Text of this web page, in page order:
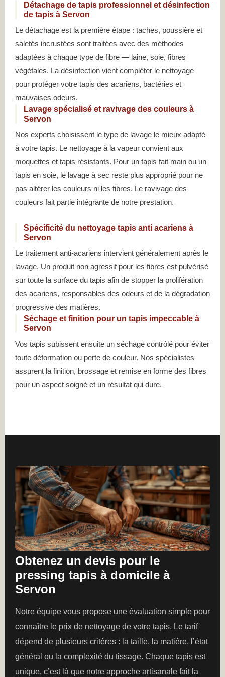
Détachage de tapis professionnel et désinfection
de tapis à Servon
Le détachage est la première étape : taches, poussière et
saletés incrustées sont traitées avec des méthodes
adaptées à chaque type de fibre — laine, soie, fibres
végétales. La désinfection vient compléter le nettoyage
pour protéger votre tapis des acariens, bactéries et
mauvaises odeurs.
Lavage spécialisé et ravivage des couleurs à
Servon
Nos experts choisissent le type de lavage le mieux adapté
à votre tapis. Le nettoyage à la vapeur convient aux
moquettes et tapis résistants. Pour un tapis fait main ou un
tapis en soie, le lavage à sec reste plus approprié pour ne
pas altérer les couleurs ni les fibres. Le ravivage des
couleurs fait partie intégrante de notre prestation.
Spécificité du nettoyage tapis anti acariens à
Servon
Le traitement anti-acariens intervient généralement après le
lavage. Un produit non agressif pour les fibres est pulvérisé
sur toute la surface du tapis afin de stopper la prolifération
des acariens, responsables des odeurs et de la dégradation
progressive des matières.
Séchage et finition pour un tapis impeccable à
Servon
Vos tapis subissent ensuite un séchage contrôlé pour éviter
toute déformation ou perte de couleur. Nos spécialistes
assurent la finition, brossage et remise en forme des fibres
pour un aspect soigné et un résultat qui dure.
Obtenez un devis pour le
pressing tapis à domicile à
Servon
Notre équipe vous propose une évaluation simple pour
connaître le prix de nettoyage de votre tapis. Le tarif
dépend de plusieurs critères : la taille, la matière, l’état
général ou la complexité du tissage. Chaque tapis est
unique, c’est là que notre approche artisanale fait la